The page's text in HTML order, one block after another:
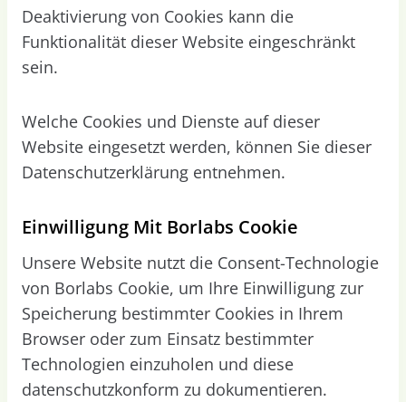
Deaktivierung von Cookies kann die
Funktionalität dieser Website eingeschränkt
sein.
Welche Cookies und Dienste auf dieser
Website eingesetzt werden, können Sie dieser
Datenschutzerklärung entnehmen.
Einwilligung Mit Borlabs Cookie
Unsere Website nutzt die Consent-Technologie
von Borlabs Cookie, um Ihre Einwilligung zur
Speicherung bestimmter Cookies in Ihrem
Browser oder zum Einsatz bestimmter
Technologien einzuholen und diese
datenschutzkonform zu dokumentieren.